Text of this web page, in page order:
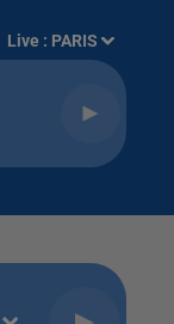
Live : PARIS